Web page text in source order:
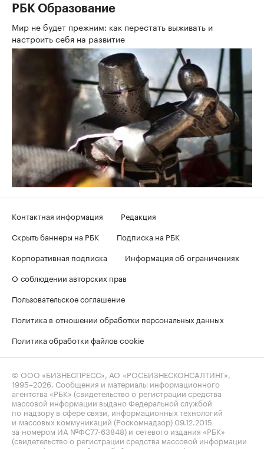
РБК Образование
Мир не будет прежним: как перестать выживать и
настроить себя на развитие
Контактная информация
Редакция
Скрыть баннеры на РБК
Подписка на РБК
Корпоративная подписка
Информация об ограничениях
О соблюдении авторских прав
Пользовательское соглашение
Политика в отношении обработки персональных данных
Политика обработки файлов cookie
© ООО «БИЗНЕСПРЕСС», АО «РОСБИЗНЕСКОНСАЛТИНГ»,
1995–2026 . Сообщения и материалы информационного
агентства «РБК» (свидетельство о регистрации средства
массовой информации выдано Федеральной службой
по надзору в сфере связи, информационных технологий
и массовых коммуникаций (Роскомнадзор) 09.12.2015
за номером ИА №ФС77-63848) и сетевого издания «РБК»
(свидетельство о регистрации средства массовой информации